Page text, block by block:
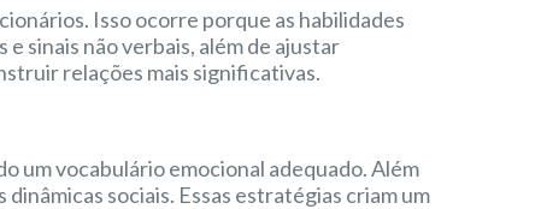
Isso ocorre porque as habilidades
sinais não verbais, além de ajustar
relações mais significativas.
um vocabulário emocional adequado. Além
sociais. Essas estratégias criam um